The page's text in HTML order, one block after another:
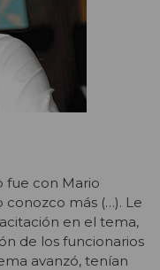
fue con Mario
conozco más (…). Le
en el tema,
de los funcionarios
avanzó, tenían